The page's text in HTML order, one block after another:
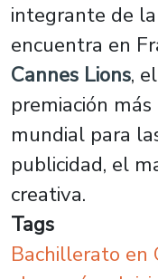
integrante de
encuentra en
Cannes Lions,
premiación
mundial para
publicidad, el
creativa.
Tags
Bachillerato en